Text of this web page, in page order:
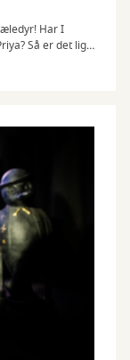
Har I
Så er det lige
af bøger,